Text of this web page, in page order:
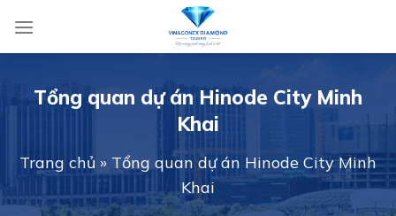
content
Tổng quan dự án Hinode City Minh
Khai
Trang chủ » Tổng quan dự án Hinode City Minh
Khai